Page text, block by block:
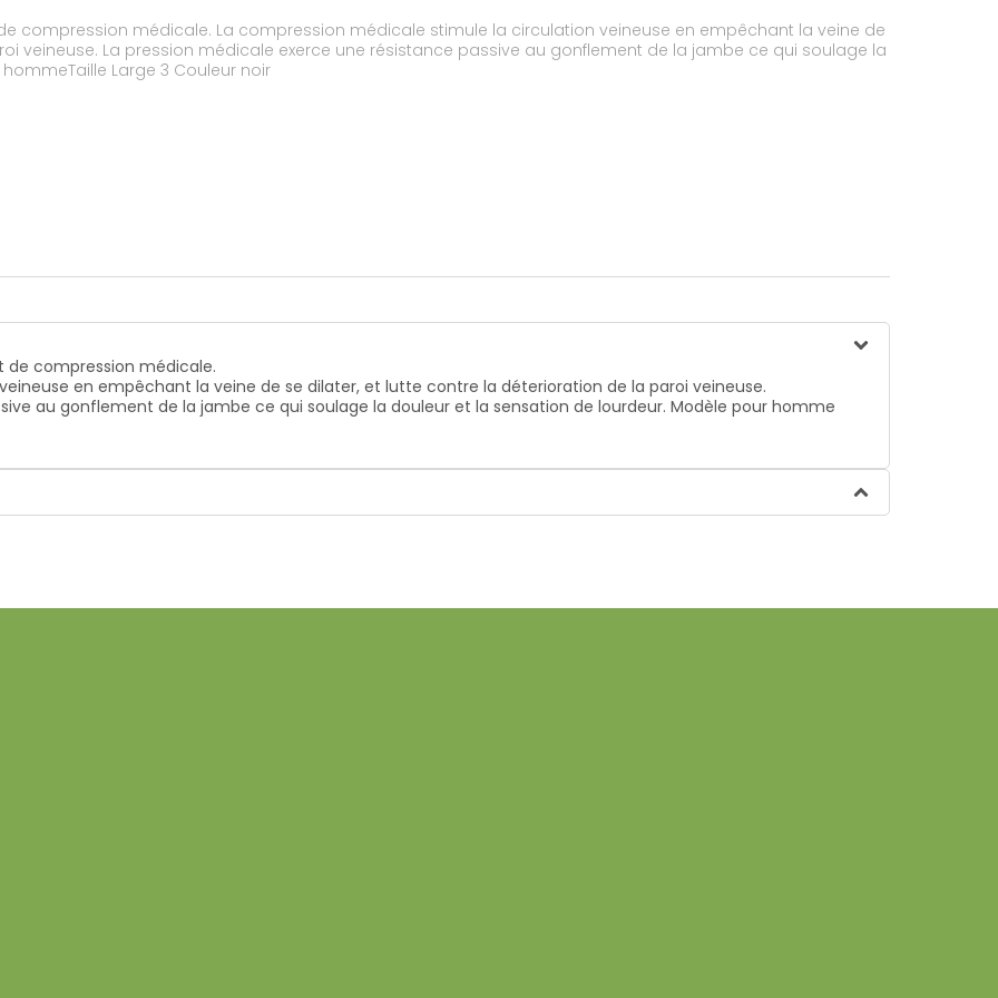
compression médicale. La compression médicale stimule la circulation veineuse en empêchant la veine de
de la jambe ce qui soulage la
Large 3 Couleur noir
de compression médicale.
en empêchant la veine de se dilater, et lutte contre la déterioration de la paroi veineuse.
au gonflement de la jambe ce qui soulage la douleur et la sensation de lourdeur. Modèle pour homme